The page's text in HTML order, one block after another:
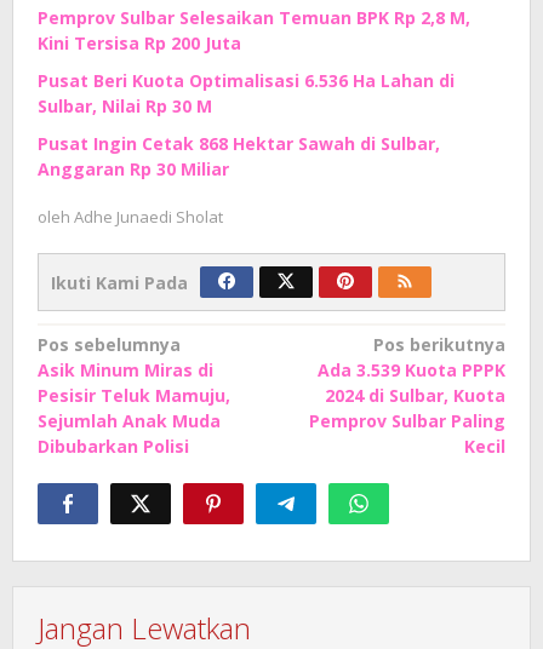
Pemprov Sulbar Selesaikan Temuan BPK Rp 2,8 M,
Kini Tersisa Rp 200 Juta
Pusat Beri Kuota Optimalisasi 6.536 Ha Lahan di
Sulbar, Nilai Rp 30 M
Pusat Ingin Cetak 868 Hektar Sawah di Sulbar,
Anggaran Rp 30 Miliar
oleh Adhe Junaedi Sholat
Ikuti Kami Pada
Navigasi
pos
Pos sebelumnya
Asik Minum Miras di
Pesisir Teluk Mamuju,
Sejumlah Anak Muda
Dibubarkan Polisi
Pos berikutnya
Ada 3.539 Kuota PPPK
2024 di Sulbar, Kuota
Pemprov Sulbar Paling
Kecil
Jangan Lewatkan